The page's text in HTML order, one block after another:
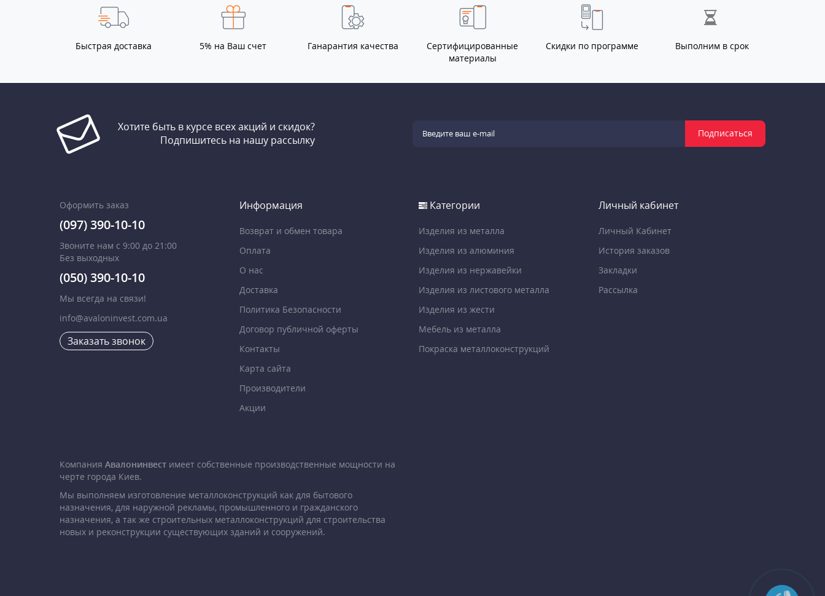
Быстрая доставка 5% на Ваш счет Ганарантия качества
Сертифицированные
материалы
Скидки по программе Выполним в срок
Хотите быть в курсе всех акций и скидок?
Подпишитесь на нашу рассылку
Подписаться
Оформить заказ
(097) 390-10-10
Звоните нам с 9:00 до 21:00
Без выходных
(050) 390-10-10
Мы всегда на связи!
info@avaloninvest.com.ua
Заказать звонок
Информация
Возврат и обмен товара
Оплата
О нас
Доставка
Политика Безопасности
Договор публичной оферты
Контакты
Карта сайта
Производители
Акции
Категории
Изделия из металла
Изделия из алюминия
Изделия из нержавейки
Изделия из листового металла
Изделия из жести
Мебель из металла
Покраска металлоконструкций
Личный кабинет
Личный Кабинет
История заказов
Закладки
Рассылка
Компания Авалонинвест имеет собственные производственные мощности на
черте города Киев.
Мы выполняем изготовление металлоконструкций как для бытового
назначения, для наружной рекламы, промышленного и гражданского
назначения, а так же строительных металлоконструкций для строительства
новых и реконструкции существующих зданий и сооружений.